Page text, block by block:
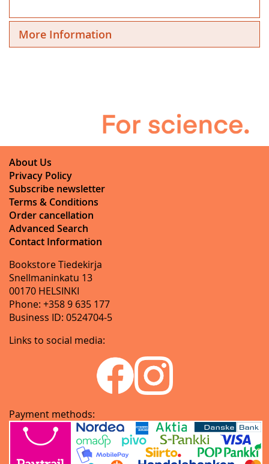
More Information
About Us
Privacy Policy
Subscribe newsletter
Terms & Conditions
Order cancellation
Advanced Search
Contact Information
Bookstore Tiedekirja
Snellmaninkatu 13
00170 HELSINKI
Phone: +358 9 635 177
Business ID: 0524704-5
Links to social media:
Payment methods: